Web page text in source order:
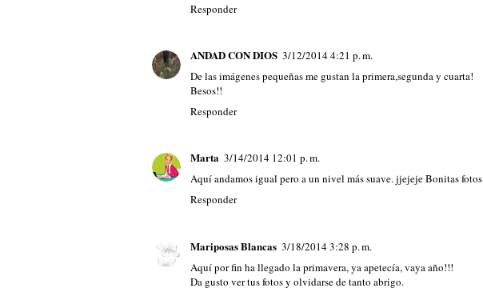
Responder
ANDAD CON DIOS 3/12/2014 4:21 p. m.
De las imágenes pequeñas me gustan la primera,segunda y cuarta!
Besos!!
Responder
Marta 3/14/2014 12:01 p. m.
Aquí andamos igual pero a un nivel más suave. jjejeje Bonitas fotos
Responder
Mariposas Blancas 3/18/2014 3:28 p. m.
Aquí por fin ha llegado la primavera, ya apetecía, vaya año!!!
Da gusto ver tus fotos y olvidarse de tanto abrigo.